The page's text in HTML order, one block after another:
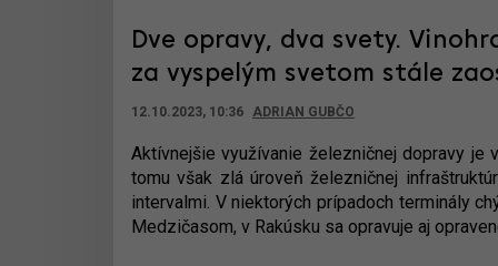
Dve opravy, dva svety.
za vyspelým svetom stále
12.10.2023, 10:36 ADRIAN GUBČO
Aktívnejšie využívanie železničnej dopravy je
tomu však zlá úroveň železničnej
intervalmi. V niektorých prípadoch terminály
Medzičasom, v Rakúsku sa opravuje aj